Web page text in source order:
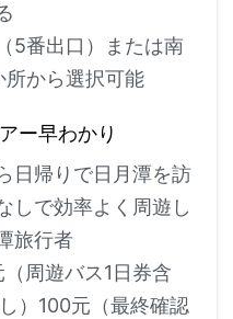
5番出口）または南
から選択可能
ー早わかり
日帰りで日月潭を訪
しで効率よく周遊し
旅行者
周遊バス1日券含
）100元（最終確認